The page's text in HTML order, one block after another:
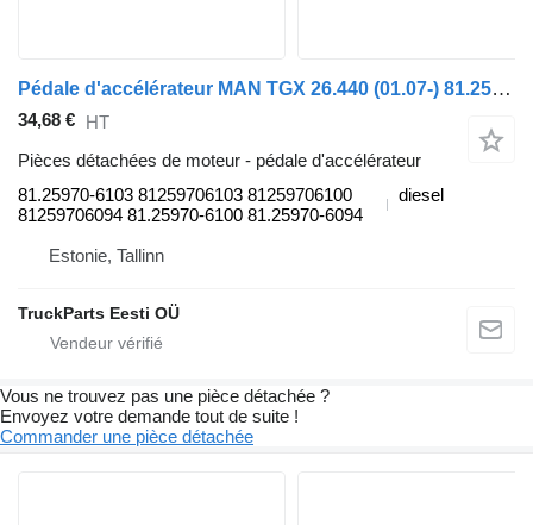
Pédale d'accélérateur MAN TGX 26.440 (01.07-) 81.25970-6103 pour tracteur routier MAN TGL, TGM, TGS, TGX (2005-2021)
34,68 € HT
Pièces détachées de moteur - pédale d'accélérateur
81.25970-6103 81259706103 81259706100
81259706094 81.25970-6100 81.25970-6094
diesel
Estonie, Tallinn
TruckParts Eesti OÜ
Vous ne trouvez pas une pièce détachée ?
Envoyez votre demande tout de suite !
Commander une pièce détachée